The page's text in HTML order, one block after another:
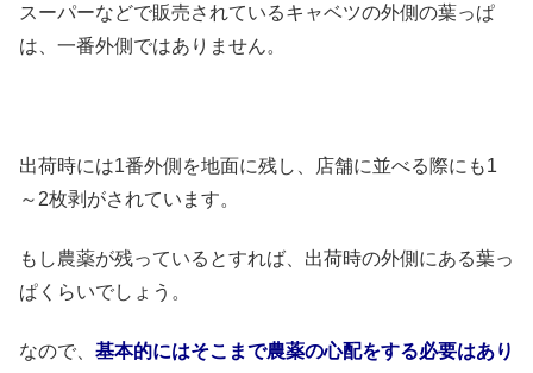
スーパーなどで販売されているキャベツの外側の葉っぱ
は、一番外側ではありません。
出荷時には1番外側を地面に残し、店舗に並べる際にも1
～2枚剥がされています。
もし農薬が残っているとすれば、出荷時の外側にある葉っ
ぱくらいでしょう。
なので、 基本的にはそこまで農薬の心配をする必要はあり